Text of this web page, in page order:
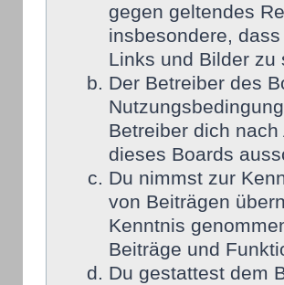
gegen geltendes
insbesondere,
Links und Bilder zu
Der Betreiber des
Betreiber dich
dieses Boards
Du nimmst zur
von Beiträgen
Kenntnis
Beiträge und
Du gestattest dem